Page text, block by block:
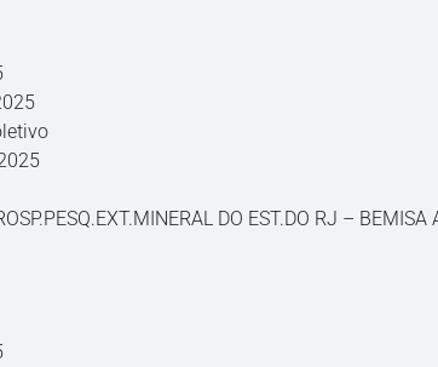
DO EST.DO RJ – BEMISA